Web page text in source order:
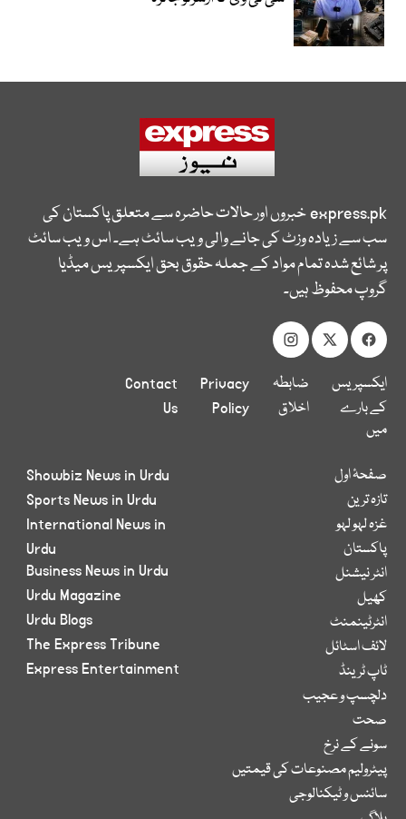
express.pkخبروں اور حالات حاضرہ سے متعلق پاکستان کی
سب سے زیادہ وزٹ کی جانے والی ویب سائٹ ہے۔ اس ویب سائٹ
پر شائع شدہ تمام مواد کے جملہ حقوق بحق ایکسپریس میڈیا
گروپ محفوظ ہیں۔
ایکسپریس
کے بارے
میں
ضابطہ
اخلاق
Privacy
Policy
Contact
Us
صفحۂ اول
تازہ ترین
غزہ لہو لہو
پاکستان
انٹر نیشنل
کھیل
انٹرٹینمنٹ
لائف اسٹائل
ٹاپ ٹرینڈ
دلچسپ و عجیب
صحت
سونے کے نرخ
پیٹرولیم مصنوعات کی قیمتیں
سائنس و ٹیکنالوجی
Showbiz News in Urdu
Sports News in Urdu
International News in
Urdu
Business News in Urdu
Urdu Magazine
Urdu Blogs
The Express Tribune
Express Entertainment